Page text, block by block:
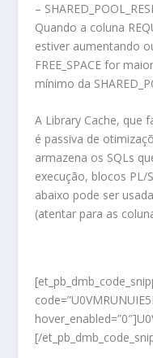
–
Quando a coluna
estiver aumentando
FREE_SPACE for
mínimo da
A Library Cache, que
é passiva de
armazena os SQLs
execução, blocos PL/
abaixo pode ser
(atentar para as
[/